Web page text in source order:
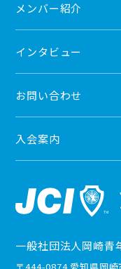
メンバー紹介
インタビュー
お問い合わせ
入会案内
一般社団法人岡崎青